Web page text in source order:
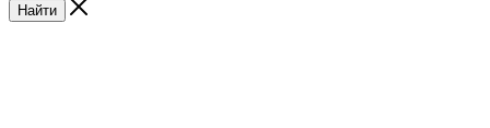
Найти